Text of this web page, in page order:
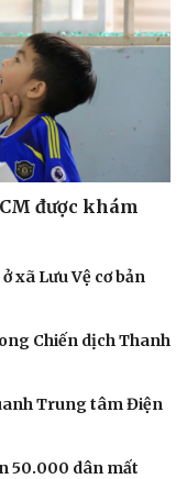
được khám
xã Lưu Vệ cơ bản
Chiến dịch Thanh
Trung tâm Điện
50.000 dân mất